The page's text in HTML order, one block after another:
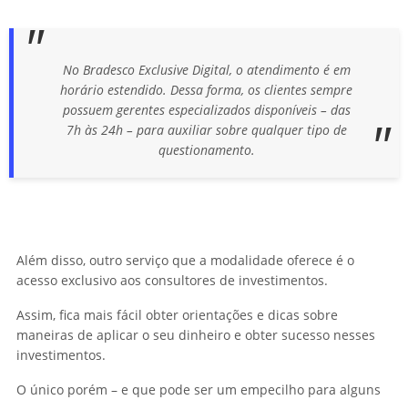
No Bradesco Exclusive Digital, o atendimento é em
horário estendido. Dessa forma, os clientes sempre
possuem gerentes especializados disponíveis – das
7h às 24h – para auxiliar sobre qualquer tipo de
questionamento.
Além disso, outro serviço que a modalidade oferece é o
acesso exclusivo aos consultores de investimentos.
Assim, fica mais fácil obter orientações e dicas sobre
maneiras de aplicar o seu dinheiro e obter sucesso nesses
investimentos.
O único porém – e que pode ser um empecilho para alguns